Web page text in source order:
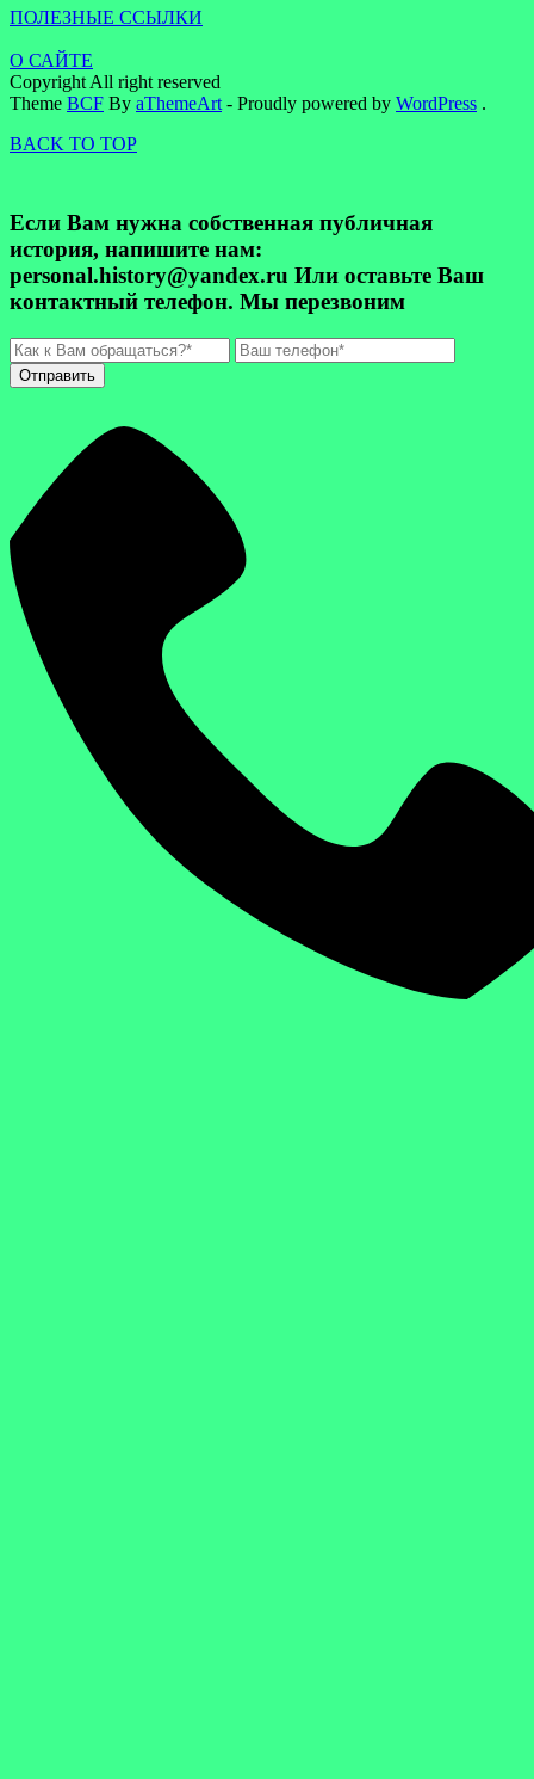
ПОЛЕЗНЫЕ ССЫЛКИ
О САЙТЕ
Copyright All right reserved
Theme BCF By aThemeArt - Proudly powered by WordPress .
BACK TO TOP
Если Вам нужна собственная публичная
история, напишите нам:
personal.history@yandex.ru Или оставьте Ваш
контактный телефон. Мы перезвоним
Отправить